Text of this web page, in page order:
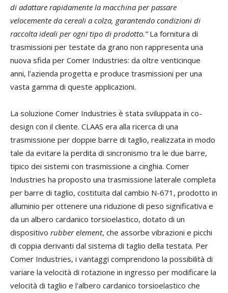
di adattare rapidamente la macchina per passare
velocemente da cereali a colza, garantendo condizioni di
raccolta ideali per ogni tipo di prodotto.”La fornitura di
trasmissioni per testate da grano non rappresenta una
nuova sfida per Comer Industries: da oltre venticinque
anni, l'azienda progetta e produce trasmissioni per una
vasta gamma di queste applicazioni.
La soluzione Comer Industries è stata sviluppata in co-
design con il cliente. CLAAS era alla ricerca di una
trasmissione per doppie barre di taglio, realizzata in modo
tale da evitare la perdita di sincronismo tra le due barre,
tipico dei sistemi con trasmissione a cinghia. Comer
Industries ha proposto una trasmissione laterale completa
per barre di taglio, costituita dal cambio N-671, prodotto in
alluminio per ottenere una riduzione di peso significativa e
da un albero cardanico torsioelastico, dotato di un
dispositivo rubber element, che assorbe vibrazioni e picchi
di coppia derivanti dal sistema di taglio della testata. Per
Comer Industries, i vantaggi comprendono la possibilità di
variare la velocità di rotazione in ingresso per modificare la
velocità di taglio e l'albero cardanico torsioelastico che